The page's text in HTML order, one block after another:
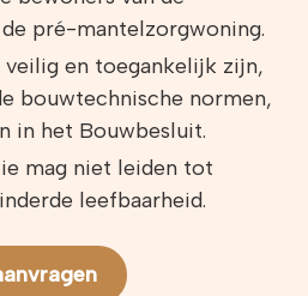
pré-mantelzorgwoning.
en toegankelijk zijn,
bouwtechnische normen,
in het Bouwbesluit.
mag niet leiden tot
leefbaarheid.